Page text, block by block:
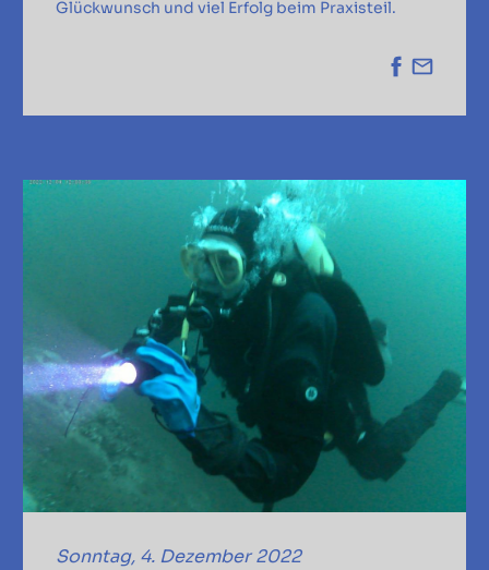
Glückwunsch und viel Erfolg beim Praxisteil.
Sonntag, 4. Dezember 2022